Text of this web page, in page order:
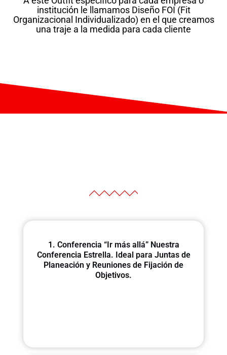
institución le llamamos Diseño FOI (Fit
Organizacional Individualizado) en el que creamos
una traje a la medida para cada cliente
1. Conferencia “Ir más allá” Nuestra
Conferencia Estrella. Ideal para Juntas de
Planeación y Reuniones de Fijación de
Objetivos.